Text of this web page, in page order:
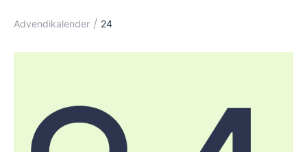
Advendikalender / 24